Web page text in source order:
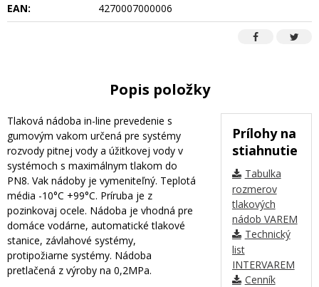
EAN:
4270007000006
Popis položky
Prílohy na
stiahnutie
Tabulka
rozmerov
tlakových
nádob VAREM
Technický
list
INTERVAREM
Cenník
Tlaková nádoba in-line prevedenie s
gumovým vakom určená pre systémy
rozvody pitnej vody a úžitkovej vody v
systémoch s maximálnym tlakom do
PN8. Vak nádoby je vymeniteľný. Teplotá
média -10°C +99°C. Príruba je z
pozinkovaj ocele. Nádoba je vhodná pre
domáce vodárne, automatické tlakové
stanice, závlahové systémy,
protipožiarne systémy. Nádoba
pretlačená z výroby na 0,2MPa.